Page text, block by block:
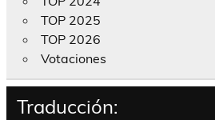
TOP 2025
TOP 2026
Votaciones
Traducción: